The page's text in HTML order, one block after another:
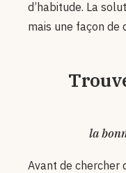
d’habitude. La
mais une façon de
la
Avant de chercher